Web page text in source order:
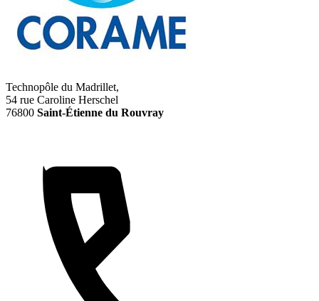
Technopôle du Madrillet,
54 rue Caroline Herschel
76800 Saint-Étienne du Rouvray